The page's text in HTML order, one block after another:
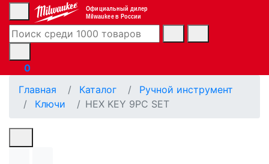
Официальный дилер
Milwaukee в России
0
Главная
Каталог
Ручной инструмент
Ключи
HEX KEY 9PC SET